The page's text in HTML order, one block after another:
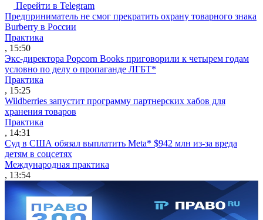
Перейти в Telegram
Предприниматель не смог прекратить охрану товарного знака
Burberry в России
Практика
, 15:50
Экс-директора Popcorn Books приговорили к четырем годам
условно по делу о пропаганде ЛГБТ*
Практика
, 15:25
Wildberries запустит программу партнерских хабов для
хранения товаров
Практика
, 14:31
Суд в США обязал выплатить Meta* $942 млн из-за вреда
детям в соцсетях
Международная практика
, 13:54